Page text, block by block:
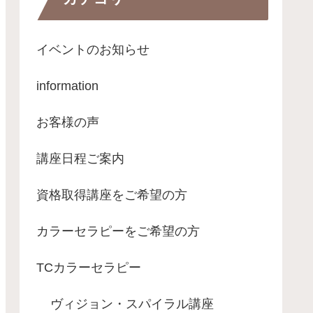
イベントのお知らせ
information
お客様の声
講座日程ご案内
資格取得講座をご希望の方
カラーセラピーをご希望の方
TCカラーセラピー
ヴィジョン・スパイラル講座